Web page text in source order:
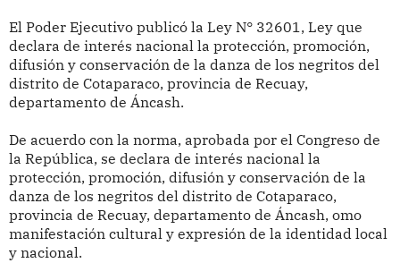
El Poder Ejecutivo publicó la Ley N° 32601, Ley que
declara de interés nacional la protección, promoción,
difusión y conservación de la danza de los negritos del
distrito de Cotaparaco, provincia de Recuay,
departamento de Áncash.
De acuerdo con la norma, aprobada por el Congreso de
la República, se declara de interés nacional la
protección, promoción, difusión y conservación de la
danza de los negritos del distrito de Cotaparaco,
provincia de Recuay, departamento de Áncash, omo
manifestación cultural y expresión de la identidad local
y nacional.